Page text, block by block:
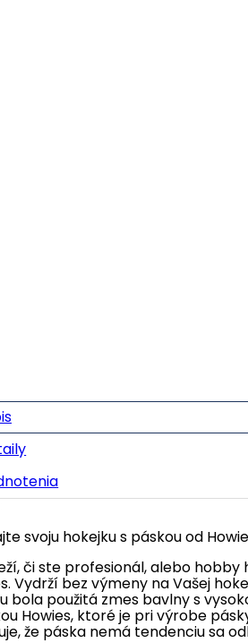
svoju hokejku s páskou od
či ste profesionál, alebo
Vydrží bez výmeny na Vašej
bola použitá zmes bavlny s
Howies, ktoré je pri výrobe
že páska nemá tendenciu sa